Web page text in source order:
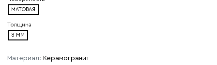
МАТОВАЯ
Толщина
8 ММ
Материал: Керамогранит